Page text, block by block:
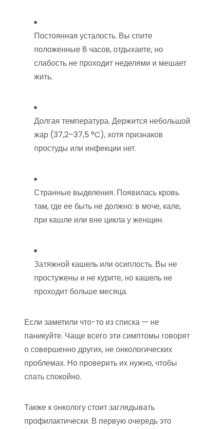
Постоянная усталость. Вы спите
положенные 8 часов, отдыхаете, но
слабость не проходит неделями и мешает
жить.
Долгая температура. Держится небольшой
жар (37,2–37,5 °C), хотя признаков
простуды или инфекции нет.
Странные выделения. Появилась кровь
там, где ее быть не должно: в моче, кале,
при кашле или вне цикла у женщин.
Затяжной кашель или осиплость. Вы не
простужены и не курите, но кашель не
проходит больше месяца.
Если заметили что-то из списка — не
паникуйте. Чаще всего эти симптомы говорят
о совершенно других, не онкологических
проблемах. Но проверить их нужно, чтобы
спать спокойно.
Также к онкологу стоит заглядывать
профилактически. В первую очередь это